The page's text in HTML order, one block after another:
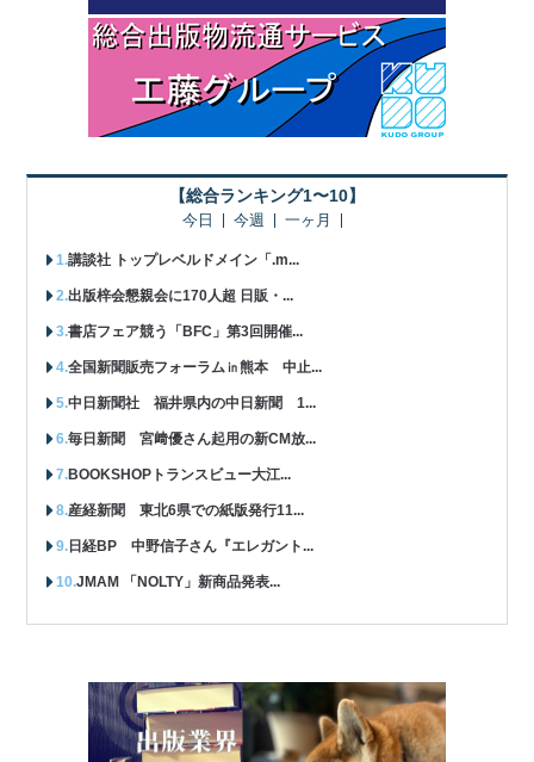
【総合ランキング1〜10】
今日 今週 一ヶ月
講談社 トップレベルドメイン「.m...
出版梓会懇親会に170人超 日販・...
書店フェア競う「BFC」第3回開催...
全国新聞販売フォーラム㏌熊本 中止...
中日新聞社 福井県内の中日新聞 1...
毎日新聞 宮﨑優さん起用の新CM放...
BOOKSHOPトランスビュー大江...
産経新聞 東北6県での紙版発行11...
日経BP 中野信子さん『エレガント...
JMAM 「NOLTY」新商品発表...